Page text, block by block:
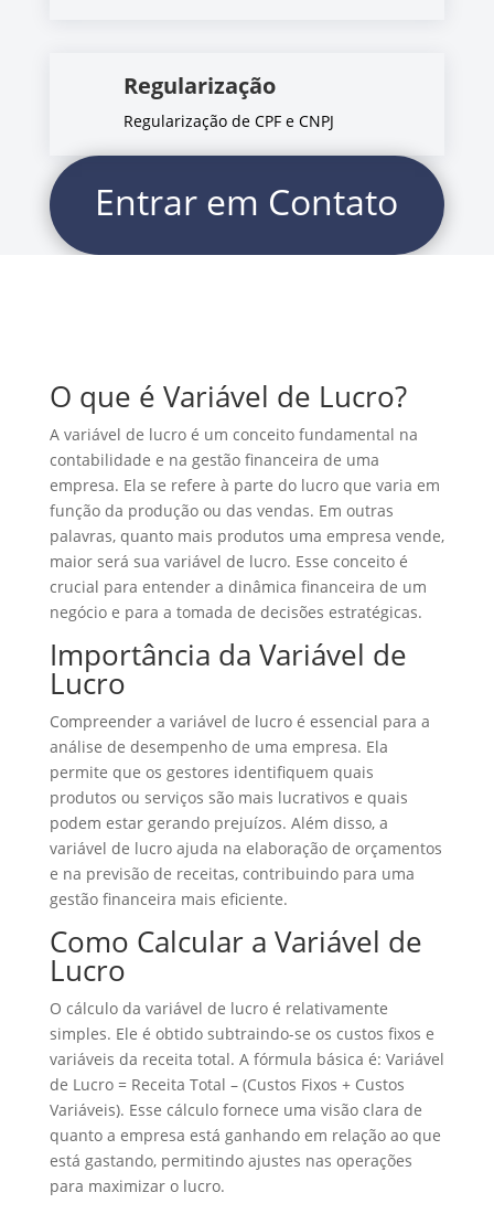
Regularização
Regularização de CPF e CNPJ
Entrar em Contato
O que é Variável de Lucro?
A variável de lucro é um conceito fundamental na
contabilidade e na gestão financeira de uma
empresa. Ela se refere à parte do lucro que varia em
função da produção ou das vendas. Em outras
palavras, quanto mais produtos uma empresa vende,
maior será sua variável de lucro. Esse conceito é
crucial para entender a dinâmica financeira de um
negócio e para a tomada de decisões estratégicas.
Importância da Variável de
Lucro
Compreender a variável de lucro é essencial para a
análise de desempenho de uma empresa. Ela
permite que os gestores identifiquem quais
produtos ou serviços são mais lucrativos e quais
podem estar gerando prejuízos. Além disso, a
variável de lucro ajuda na elaboração de orçamentos
e na previsão de receitas, contribuindo para uma
gestão financeira mais eficiente.
Como Calcular a Variável de
Lucro
O cálculo da variável de lucro é relativamente
simples. Ele é obtido subtraindo-se os custos fixos e
variáveis da receita total. A fórmula básica é: Variável
de Lucro = Receita Total – (Custos Fixos + Custos
Variáveis). Esse cálculo fornece uma visão clara de
quanto a empresa está ganhando em relação ao que
está gastando, permitindo ajustes nas operações
para maximizar o lucro.